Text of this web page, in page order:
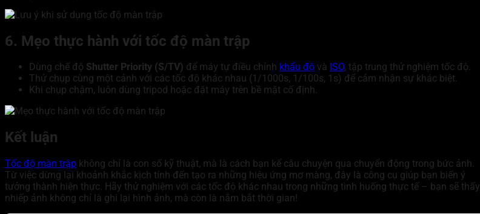
6. Mẹo thực hành với tốc độ màn trập
Dùng chế độ Shutter Priority (S/TV) để máy tự điều chỉnh khẩu độ và ISO, tập trung thử nghiệm tốc độ.
Thử chụp cùng một cảnh với các tốc độ khác nhau (1/1000s, 1/100s, 1s) để cảm nhận sự khác biệt.
Khi chụp chậm, luôn dùng tripod hoặc đặt máy trên bề mặt cố định.
Kết luận
Tốc độ màn trập không chỉ là con số kỹ thuật, mà là cách bạn kể câu chuyện qua chuyển động trong bức ảnh.
Từ việc dừng lại khoảnh khắc kịch tính đến tạo ra những hiệu ứng mơ màng, đây là công cụ giúp bạn biến ý
tưởng thành hiện thực. Hãy thử nghiệm với các tốc độ khác nhau trong những tình huống thực tế – bạn sẽ thấy
nhiếp ảnh không chỉ là ghi lại hình ảnh, mà còn là nắm bắt thời gian!